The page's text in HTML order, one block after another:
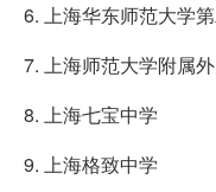
6. 上海华东师范大学
7. 上海师范大学附属
8. 上海七宝中学
9. 上海格致中学